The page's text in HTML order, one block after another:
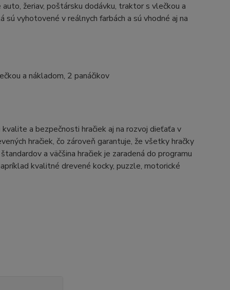
žeriav, poštársku dodávku, traktor s vlečkou a
vyhotovené v reálnych farbách a sú vhodné aj na
a nákladom, 2 panáčikov
a bezpečnosti hračiek aj na rozvoj dieťaťa v
hračiek, čo zároveň garantuje, že všetky hračky
a väčšina hračiek je zaradená do programu
kvalitné drevené kocky, puzzle, motorické